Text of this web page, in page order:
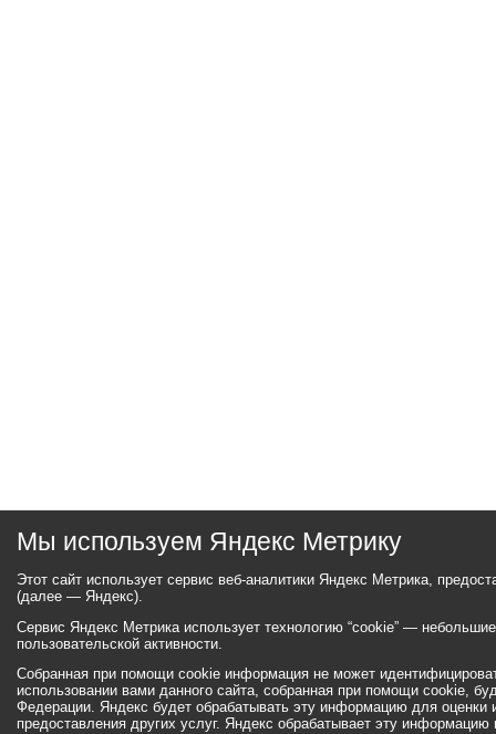
Мы используем Яндекс Метрику
Этот сайт использует сервис веб-аналитики Яндекс Метрика,
(далее — Яндекс).
Сервис Яндекс Метрика использует технологию “cookie” —
пользовательской активности.
Собранная при помощи cookie информация не может
использовании вами данного сайта, собранная при помощи cookie,
Федерации. Яндекс будет обрабатывать эту информацию для оценки
предоставления других услуг. Яндекс обрабатывает эту